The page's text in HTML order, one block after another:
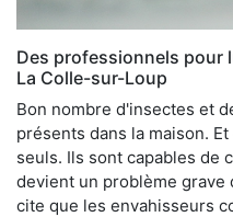
Des professionnels pour
La Colle-sur-Loup
Bon nombre d'insectes et
présents dans la maison.
seuls. Ils sont capables de
devient un problème
cite que les envahisseurs